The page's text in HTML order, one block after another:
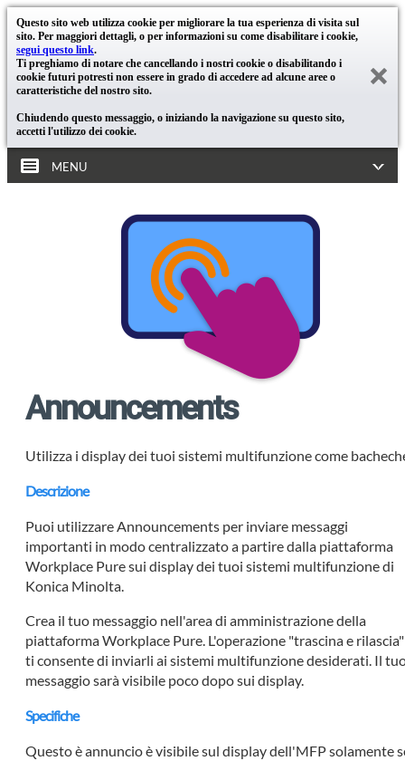
Questo sito web utilizza cookie per migliorare la tua esperienza di visita sul
sito. Per maggiori dettagli, o per informazioni su come disabilitare i cookie,
segui questo link.
Ti preghiamo di notare che cancellando i nostri cookie o disabilitando i
cookie futuri potresti non essere in grado di accedere ad alcune aree o
caratteristiche del nostro sito.
Chiudendo questo messaggio, o iniziando la navigazione su questo sito,
accetti l'utilizzo dei cookie.
MENU
Announcements
Utilizza i display dei tuoi sistemi multifunzione come
Descrizione
Puoi utilizzare Announcements per inviare messaggi
importanti in modo centralizzato a partire dalla piattaforma
Workplace Pure sui display dei tuoi sistemi multifunzione di
Konica Minolta.
Crea il tuo messaggio nell'area di amministrazione della
piattaforma Workplace Pure. L'operazione "trascina e rilascia"
ti consente di inviarli ai sistemi multifunzione desiderati. Il
messaggio sarà visibile poco dopo sui display.
Specifiche
Questo è annuncio è visibile sul display dell'MFP solamente